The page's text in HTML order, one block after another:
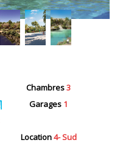
Chambres3
Garages 1
Location4- Sud